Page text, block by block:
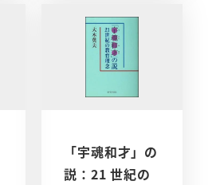
「宇魂和才」の
説：21 世紀の